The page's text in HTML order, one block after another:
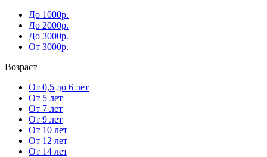
До 1000р.
До 2000р.
До 3000р.
От 3000р.
Возраст
От 0,5 до 6 лет
От 5 лет
От 7 лет
От 9 лет
От 10 лет
От 12 лет
От 14 лет